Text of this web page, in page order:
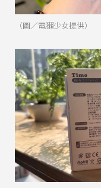
（圖／電獺少女提供）